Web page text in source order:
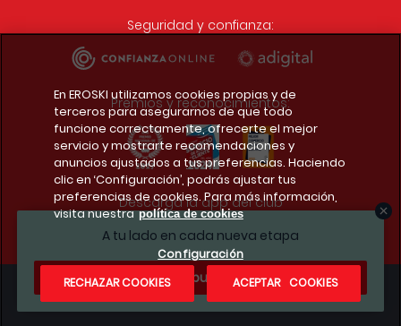
A tu lado en cada nueva etapa
¿Te apuntas?
Seguridad y confianza:
Premios y reconocimientos:
Descarga la app del club
Condiciones legales
En EROSKI utilizamos cookies propias y de
terceros para asegurarnos de que todo
funcione correctamente, ofrecerte el mejor
servicio y mostrarte recomendaciones y
anuncios ajustados a tus preferencias. Haciendo
clic en ‘Configuración’, podrás ajustar tus
preferencias de cookies. Para más información,
visita nuestra política de cookies
Configuración
RECHAZAR COOKIES
ACEPTAR COOKIES